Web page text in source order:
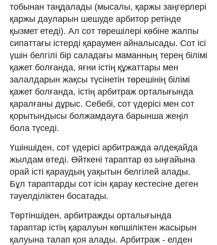
тобынан таңдалады (мысалы, қаржы заңгерлері
қаржы дауларын шешуде арбитор ретінде
қызмет етеді). Ал сот төрешілері көбіне жалпы
сипаттағы істерді қараумен айналысады. Сот ісі
үшін белгілі бір саладағы маманның терең білімі
қажет болғанда, яғни істің құжаттары мен
залалдарын жақсы түсінетін төрешінің білімі
қажет болғанда, істің арбитраж орталығында
қаралғаны дұрыс. Себебі, сот үдерісі мен сот
қорытындысы болжамдауға барынша жеңіл
бола түседі.
Үшіншіден, сот үдерісі арбитражда әлдеқайда
жылдам өтеді. Өйткені тараптар өз ыңғайына
орай істі қараудың уақытын белгілей алады.
Бұл тараптарды сот ісін қарау кестесіне деген
тәуелділіктен босатады.
Төртіншіден, арбитражды орталығында
тараптар істің қаралуын көпшіліктен жасырын
қалуына талап қоя алады. Арбитраж - елден